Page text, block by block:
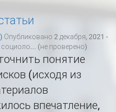
Опубликовано 2 декабря, 2021 -
(не проверено)
понятие
(исходя из
впечатление,